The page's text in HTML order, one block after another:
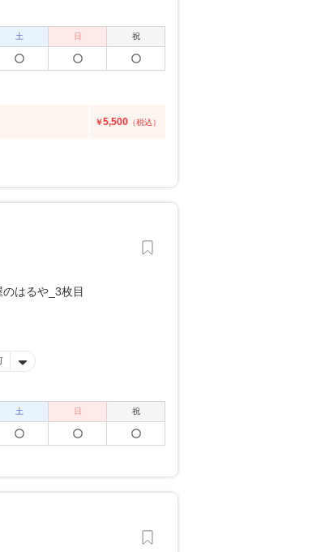
土 日 祝
￥5,500 （税込）
土 日 祝